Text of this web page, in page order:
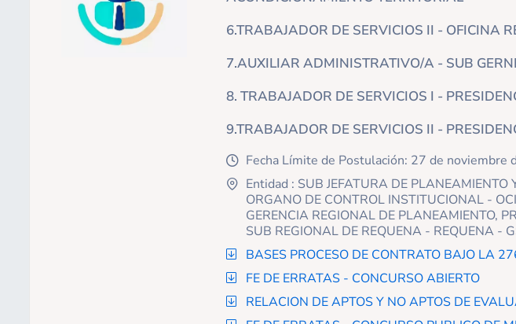
6.TRABAJADOR DE SERVICIOS II - OFICINA
7.AUXILIAR ADMINISTRATIVO/A - SUB
8. TRABAJADOR DE SERVICIOS I -
9.TRABAJADOR DE SERVICIOS II -
icon
Fecha Límite de Postulación: 27 de noviembre
icon
Entidad : SUB JEFATURA DE PLANEAMIENTO
ORGANO DE CONTROL INSTITUCIONAL -
GERENCIA REGIONAL DE PLANEAMIENTO,
SUB REGIONAL DE REQUENA - REQUENA -
icon
BASES PROCESO DE CONTRATO BAJO LA
icon
FE DE ERRATAS - CONCURSO ABIERTO
icon
RELACION DE APTOS Y NO APTOS DE